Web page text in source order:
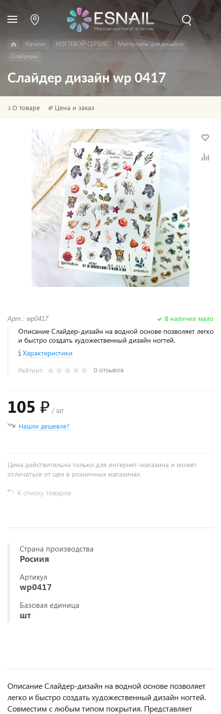
Каталог НОГТЕВОЙ СЕРВИС
Материалы для дизайна
Слайдеры
Слайдер дизайн wp 0417
О товаре Цена и заказ
Арт.: wp0417 В наличии мало
Описание Слайдер-дизайн на водной основе позволяет легко
и быстро создать художественный дизайн ногтей.
Характеристики
Рейтинг: 0 отзывов
105 ₽ / шт
Нашли дешевле?
Цена действительна только для интернет-магазина и может
отличаться от цен в розничных магазинах.
К списку товаров
Страна производства
Росиия
Артикул
wp0417
Базовая единица
шт
Описание Слайдер-дизайн на водной основе позволяет
легко и быстро создать художественный дизайн ногтей.
Совместим с любым типом покрытия. Представляет